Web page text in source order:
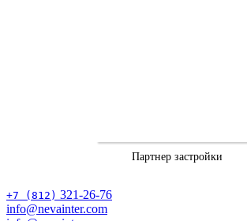
Партнер застройки
+7 (812) 321-26-76
info@nevainter.com